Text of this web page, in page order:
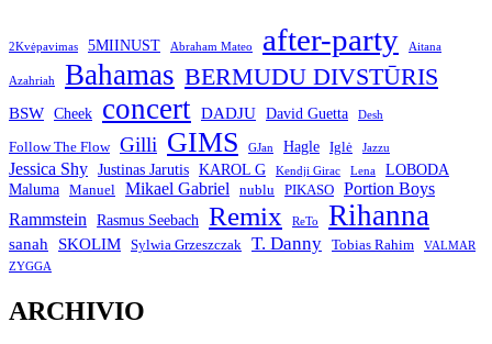
2Kvėpavimas 5MIINUST Abraham Mateo after-party Aitana
Azahriah Bahamas BERMUDU DIVSTŪRIS
BSW Cheek concert DADJU David Guetta Desh
Follow The Flow Gilli GIMS GJan Hagle Iglė Jazzu
Jessica Shy Justinas Jarutis KAROL G Kendji Girac Lena LOBODA
Maluma Manuel Mikael Gabriel nublu PIKASO
Portion Boys
Rammstein
Rasmus Seebach Remix ReTo Rihanna
sanah SKOLIM Sylwia Grzeszczak T. Danny Tobias Rahim VALMAR
ZYGGA
ARCHIVIO